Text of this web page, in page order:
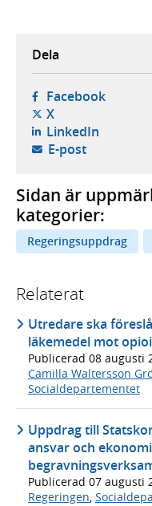
Dela
Facebook-
X- öppnas i ny
LinkedIn-
E-post- öppnar
Sidan är
kategorier:
Regeringsuppdrag
Relaterat
Utredare ska
läkemedel mot
Publicerad 08 augusti
Camilla Waltersson
Socialdepartementet
Uppdrag till
ansvar och
Publicerad 07 augusti
Regeringen,